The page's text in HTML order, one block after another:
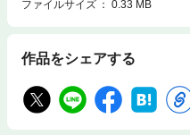
ファイルサイズ
0.33 MB
作品をシェアする